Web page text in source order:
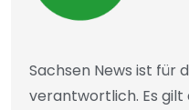
Sachsen News ist für
verantwortlich. Es